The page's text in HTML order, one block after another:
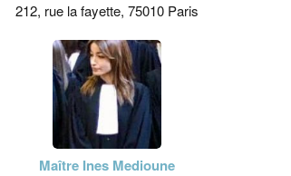
212, rue la fayette, 75010 Paris
Maître Ines Medioune